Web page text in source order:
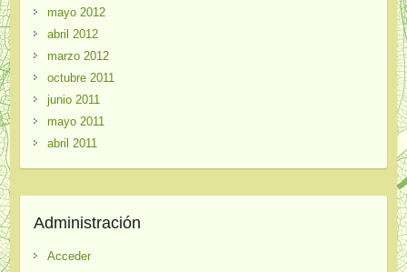
mayo 2012
abril 2012
marzo 2012
octubre 2011
junio 2011
mayo 2011
abril 2011
Administración
Acceder